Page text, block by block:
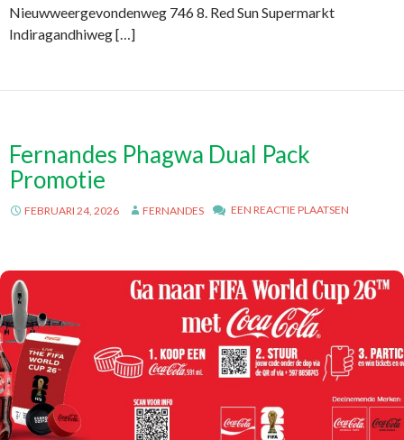
Nieuwweergevondenweg 746 8. Red Sun Supermarkt
Indiragandhiweg […]
Fernandes Phagwa Dual Pack
Promotie
FEBRUARI 24, 2026 FERNANDES EEN REACTIE PLAATSEN